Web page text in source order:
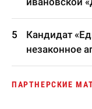
Кандидат
незаконное
ПАРТНЕРСКИЕ